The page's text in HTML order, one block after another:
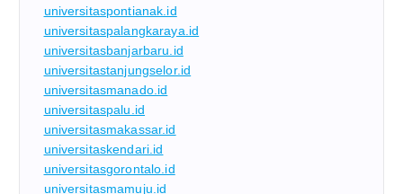
universitaspontianak.id
universitaspalangkaraya.id
universitasbanjarbaru.id
universitastanjungselor.id
universitasmanado.id
universitaspalu.id
universitasmakassar.id
universitaskendari.id
universitasgorontalo.id
universitasmamuju.id